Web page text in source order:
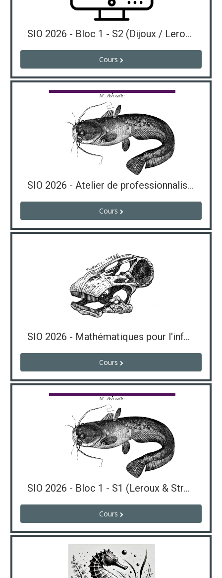
SIO 2026 - Bloc 1 - S2 (Dijoux / Leroux)
Cours
SIO 2026 - Atelier de professionnalisation
Cours
SIO 2026 - Mathématiques pour l'informatique - Tarento
Cours
SIO 2026 - Bloc 1 - S1 (Leroux & Strozzi)
Cours